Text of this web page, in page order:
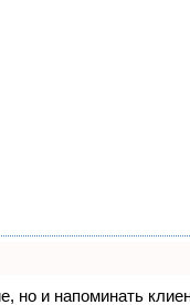
но и напоминать